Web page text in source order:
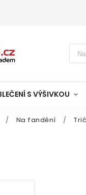
S VÝŠIVKOU
/ Na fandění /